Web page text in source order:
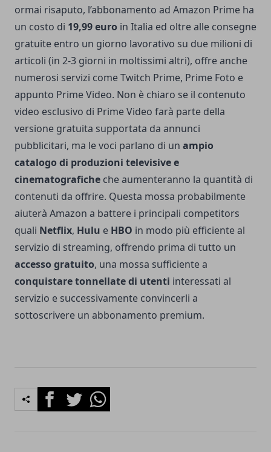
ormai risaputo, l’abbonamento ad Amazon Prime ha
un costo di 19,99 euro in Italia ed oltre alle consegne
gratuite entro un giorno lavorativo su due milioni di
articoli (in 2-3 giorni in moltissimi altri), offre anche
numerosi servizi come Twitch Prime, Prime Foto e
appunto Prime Video. Non è chiaro se il contenuto
video esclusivo di Prime Video farà parte della
versione gratuita supportata da annunci
pubblicitari, ma le voci parlano di un ampio
catalogo di produzioni televisive e
cinematografiche che aumenteranno la quantità di
contenuti da offrire. Questa mossa probabilmente
aiuterà Amazon a battere i principali competitors
quali Netflix, Hulu e HBO in modo più efficiente al
servizio di streaming, offrendo prima di tutto un
accesso gratuito, una mossa sufficiente a
conquistare tonnellate di utenti interessati al
servizio e successivamente convincerli a
sottoscrivere un abbonamento premium.
FacebookTwitterWhatsapp